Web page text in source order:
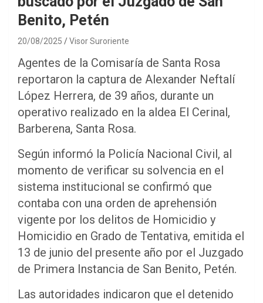
Benito, Petén
20/08/2025 Visor Suroriente
Agentes de la Comisaría de Santa Rosa
reportaron la captura de Alexander Neftalí
López Herrera, de 39 años, durante un
operativo realizado en la aldea El Cerinal,
Barberena, Santa Rosa.
Según informó la Policía Nacional Civil, al
momento de verificar su solvencia en el
sistema institucional se confirmó que
contaba con una orden de aprehensión
vigente por los delitos de Homicidio y
Homicidio en Grado de Tentativa, emitida el
13 de junio del presente año por el Juzgado
de Primera Instancia de San Benito, Petén.
Las autoridades indicaron que el detenido